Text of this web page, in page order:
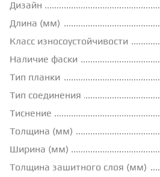
НАЛИВНОЙ ПОЛ
ГРУНТОВКИ
ТЕПЛЫЙ ПОЛ
Дизайн
Длина (мм)
Класс износоустойчивости
Наличие фаски
Тип планки
Тип соединения
Тиснение
Толщина (мм)
Ширина (мм)
Толщина зашитного слоя (мм)